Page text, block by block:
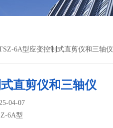
6A型应变控制式直剪仪和三轴仪
直剪仪和三轴仪
04-07
6A型